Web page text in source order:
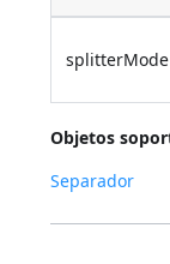
splitterMode
Objetos
Separador